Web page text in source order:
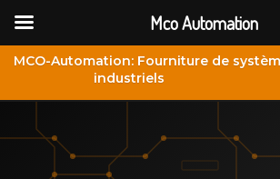
MCO-Automation: Fourniture de
industriels
Mco Automation